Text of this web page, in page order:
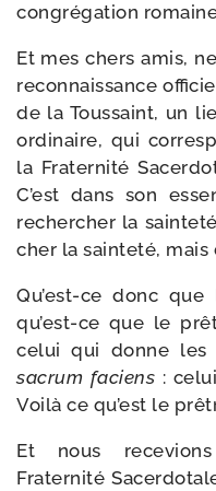
congré­ga­tion
Et mes chers amis,
recon­nais­sance
de la Toussaint, un
or­di­naire, qui
la Fraternité
C’est dans son
recher­cher la
cher la sain­te­té, mais
Qu’est-ce donc
qu’est-ce que le
celui qui donne les
sacrum faciens :
Voilà ce qu’est le
Et nous
Fraternité